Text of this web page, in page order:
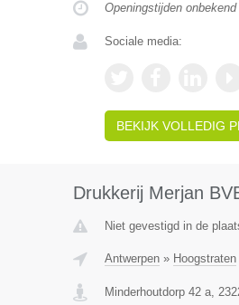
Openingstijden onbekend
Sociale media:
BEKIJK VOLLEDIG
Drukkerij Merjan
Niet gevestigd in de
Antwerpen» Hoogstraten|
Minderhoutdorp 42 a,